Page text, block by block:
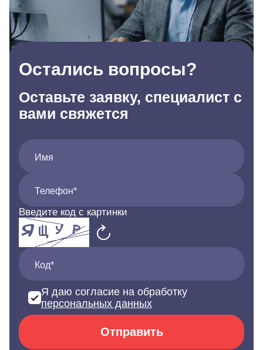
Остались вопросы?
Оставьте заявку, специалист с
вами свяжется
Имя
Телефон*
Введите код с картинки
Код*
Я даю согласие на обработку
персональных данных
Отправить